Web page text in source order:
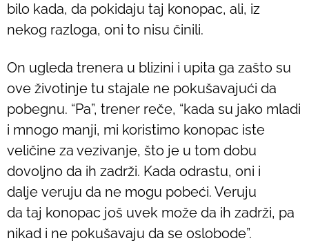
bilo kada, da pokidaju taj konopac, ali, iz
nekog razloga, oni to nisu činili.
On ugleda trenera u blizini i upita ga zašto su
ove životinje tu stajale ne pokušavajući da
pobegnu. “Pa”, trener reče, “kada su jako mladi
i mnogo manji, mi koristimo konopac iste
veličine za vezivanje, što je u tom dobu
dovoljno da ih zadrži. Kada odrastu, oni i
dalje veruju da ne mogu pobeći. Veruju
da taj konopac još uvek može da ih zadrži, pa
nikad i ne pokušavaju da se oslobode”.